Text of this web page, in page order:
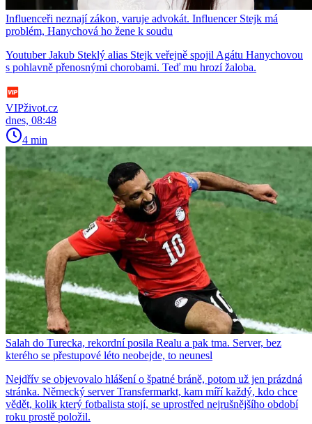
Influenceři neznají zákon, varuje advokát. Influencer Stejk má
problém, Hanychová ho žene k soudu
Youtuber Jakub Steklý alias Stejk veřejně spojil Agátu Hanychovou
s pohlavně přenosnými chorobami. Teď mu hrozí žaloba.
VIPživot.cz
dnes, 08:48
4 min
Salah do Turecka, rekordní posila Realu a pak tma. Server, bez
kterého se přestupové léto neobejde, to neunesl
Nejdřív se objevovalo hlášení o špatné bráně, potom už jen prázdná
stránka. Německý server Transfermarkt, kam míří každý, kdo chce
vědět, kolik který fotbalista stojí, se uprostřed nejrušnějšího období
roku prostě položil.